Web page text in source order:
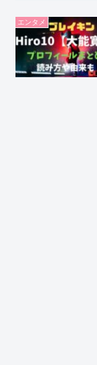
エンタメ